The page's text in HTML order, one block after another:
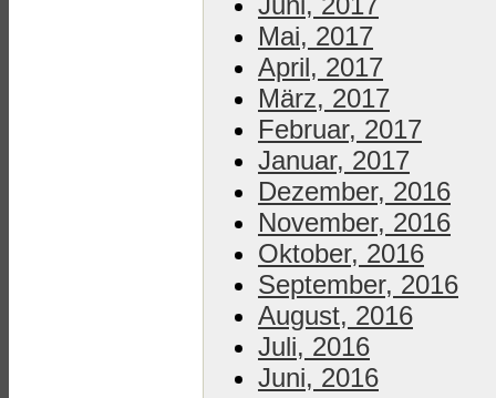
Mai, 2017
April, 2017
März, 2017
Februar, 2017
Januar, 2017
Dezember, 2016
November, 2016
Oktober, 2016
September, 2016
August, 2016
Juli, 2016
Juni, 2016